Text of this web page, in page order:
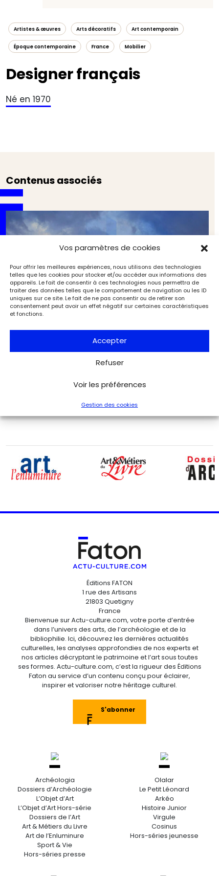
Vos paramètres de cookies
Pour offrir les meilleures expériences, nous utilisons des technologies
telles que les cookies pour stocker et/ou accéder aux informations des
appareils. Le fait de consentir à ces technologies nous permettra de
traiter des données telles que le comportement de navigation ou les ID
uniques sur ce site. Le fait de ne pas consentir ou de retirer son
consentement peut avoir un effet négatif sur certaines caractéristiques
et fonctions.
Accepter
Refuser
Voir les préférences
Gestion des cookies
Artistes & œuvres Arts décoratifs Art contemporain
Époque contemporaine France Mobilier
Designer français
Né en 1970
Contenus associés
Nos itinéraires de l’été 2025 (16/17). Un grand bol
Éditions FATON
1 rue des Artisans
21803 Quetigny
France
Bienvenue sur Actu-culture.com, votre porte d’entrée
dans l’univers des arts, de l’archéologie et de la
bibliophilie. Ici, découvrez les dernières actualités
culturelles, les analyses approfondies de nos experts et
nos articles décryptant le patrimoine et l’art sous toutes
ses formes. Actu-culture.com, c’est la rigueur des Éditions
Faton au service d’un contenu conçu pour éclairer,
inspirer et valoriser notre héritage culturel.
S'abonner
Archéologia
Dossiers d’Archéologie
L’Objet d’Art
L’Objet d’Art Hors-série
Dossiers de l’Art
Art & Métiers du Livre
Art de l’Enluminure
Sport & Vie
Hors-séries presse
Olalar
Le Petit Léonard
Arkéo
Histoire Junior
Virgule
Cosinus
Hors-séries jeunesse